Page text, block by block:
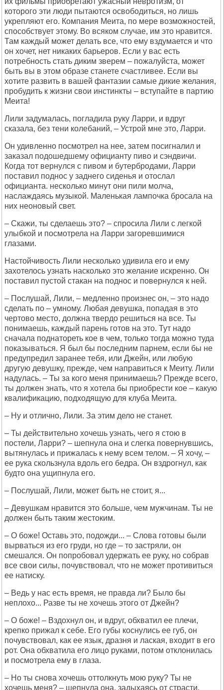
которого эти люди пытаются освободиться, но лишь
укрепляют его. Компания Меита, по мере возможностей,
способствует этому. Во всяком случае, им это нравится.
Там каждый может делать все, что ему вздумается и что
он хочет, нет никаких барьеров. Если у вас есть
потребность стать диким зверем – пожалуйста, может
быть вы в этом образе станете счастливее. Если вы
хотите развить в вашей фантазии самые дикие желания,
пробудить к жизни свои инстинкты – вступайте в партию
Меита!
Лили задумалась, погладила руку Ларри, и вдруг
сказала, без тени колебаний, – Устрой мне это, Ларри.
Он удивленно посмотрел на нее, затем посигналил и
заказал подошедшему официанту пиво и сэндвичи.
Когда тот вернулся с пивом и бутербродами, Ларри
поставил поднос у заднего сиденья и отослал
официанта. несколько минут они пили молча,
наслаждаясь музыкой. Маленькая лампочка бросала на
них неоновый свет.
– Скажи, ты сделаешь это? – спросила Лили с легкой
улыбкой и посмотрела на Ларри загоревшимися
глазами.
Настойчивость Лили несколько удивила его и ему
захотелось узнать насколько это желание искренно. Он
поставил пустой стакан на поднос и повернулся к ней.
– Послушай, Лили, – медленно произнес он, – это надо
сделать по – умному. Любая девушка, попадая в это
чертово место, должна твердо решиться на все. Ты
понимаешь, каждый парень готов на это. Тут надо
сначала поднатореть кое в чем, только тогда можно туда
показываться. Я был бы последним парнем, если бы не
предупредил заранее тебя, или Джейн, или любую
другую девушку, прежде, чем направиться к Меиту. Лили
надулась. – Ты за кого меня принимаешь? Прежде всего,
ты должен знать, что я хотела бы приобрести кое – какую
квалификацию, подходящую для клуба Меита.
– Ну и отлично, Лили. За этим дело не станет.
– Ты действительно хочешь узнать, чего я стою в
постели, Ларри? – шепнула она и слегка повернувшись,
вытянулась и прижалась к нему всем телом. – Я хочу, –
ее рука скользнула вдоль его бедра. Он вздрогнул, как
будто она ущипнула его.
– Послушай, Лили, может быть не стоит, я...
– Девушкам нравится это больше, чем мужчинам. Ты не
должен быть таким жестоким.
– О боже! Оставь это, подожди... – Слова готовы были
вырваться из его груди, но где – то застряли, он
смешался. Он попробовал удержать ее руку, но собрав
все свои силы, почувствовал, что не может противиться
ее натиску.
– Ведь у нас есть время, не правда ли? Было бы
неплохо... Разве ты не хочешь этого от Джейн?
– О боже! – Вздохнул он, и вдруг, обхватил ее плечи,
крепко прижал к себе. Его губы коснулись ее губ, он
почувствовал, как ее язык, дразня и лаская, входит в его
рот. Она обхватила его лицо руками, потом отклонилась
и посмотрела ему в глаза.
– Но ты снова хочешь оттолкнуть мою руку? Ты не
хочешь меня? – шепнула она, задыхаясь от страсти.